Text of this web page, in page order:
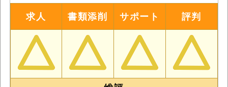
求人 書類添削 サポート 評判